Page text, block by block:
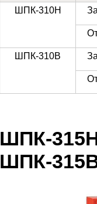
ШПК-310Н
ШПК-310В
ШПК-